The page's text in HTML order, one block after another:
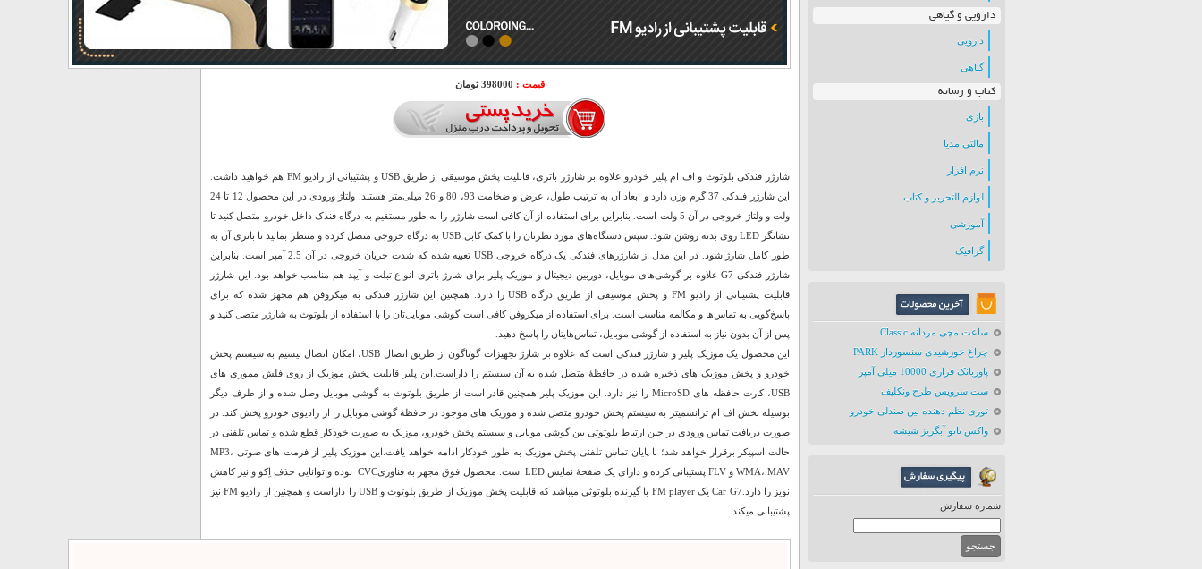
دارویی و گیاهی
دارویی
گیاهی
کتاب و رسانه
بازی
مالتی مدیا
نرم افزار
لوازم التحریر و کتاب
آموزشی
گرافیک
ساعت مچی مردانه Classic
چراغ خورشیدی سنسوردار PARK
پاوربانک فراری 10000 میلی آمپر
ست سرویس طرح ونکلیف
توری نظم دهنده بین صندلی خودرو
واکس نانو آبگریز شیشه
شماره سفارش
قیمت : 398000 تومان
شارژر فندکی بلوتوث و اف ام پلیر خودرو علاوه بر شارژر باتری، قابلیت پخش موسیقی از طریق USB و پشتیبانی از رادیو FM هم خواهید داشت.
این شارژر فندکی 37 گرم وزن دارد و ابعاد آن به ترتیب طول، عرض و ضخامت 93، 80 و 26 میلی‌متر هستند. ولتاژ ورودی در این محصول 12 تا 24
ولت و ولتاژ خروجی در آن 5 ولت است. بنابراین برای استفاده از آن کافی است شارژر را به طور مستقیم به درگاه فندک داخل خودرو متصل کنید تا
نشانگر LED روی بدنه روشن شود. سپس دستگاه‌های مورد نظرتان را با کمک کابل USB به درگاه‌ خروجی متصل کرده و منتظر بمانید تا باتری آن به
طور کامل شارژ شود. در این مدل از شارژرهای فندکی یک درگاه خروجی USB تعبیه شده که شدت جریان خروجی در آن 2.5 آمپر است. بنابراین
شارژر فندکی G7 علاوه بر گوشی‌های موبایل، دوربین دیجیتال و موزیک پلیر برای شارژ باتری انواع تبلت و آیپد هم مناسب خواهد بود. این شارژر
قابلیت پشتیبانی از رادیو FM و پخش موسیقی از طریق درگاه USB را دارد. همچنین این شارژر فندکی به میکروفن هم مجهز شده که برای
پاسخ‌گویی به تماس‌ها و مکالمه مناسب است. برای استفاده از میکروفن کافی است گوشی موبایل‌تان را با استفاده از بلوتوث به شارژر متصل کنید و
پس از آن بدون نیاز به استفاده از گوشی موبایل، تماس‌هایتان را پاسخ دهید.
این محصول یک موزیک پلیر و شارژر فندکی است که علاوه بر شارژ تجهیزات گوناگون از طریق اتصال USB، امکان اتصال بیسیم به سیستم پخش
خودرو و پخش موزیک های ذخیره شده در حافظۀ متصل شده به آن سیستم را داراست.این پلیر قابلیت پخش موزیک از روی فلش مموری های
USB، کارت حافظه های MicroSD را نیز دارد. این موزیک پلیر همچنین قادر است از طریق بلوتوث به گوشی موبایل وصل شده و از طرف دیگر
بوسیله بخش اف ام ترانسمیتر به سیستم پخش خودرو متصل شده و موزیک های موجود در حافظۀ گوشی موبایل را از رادیوی خودرو پخش کند. در
صورت دریافت تماس ورودی در حین ارتباط بلوتوثی بین گوشی موبایل و سیستم پخش خودرو، موزیک به صورت خودکار قطع شده و تماس تلفنی در
حالت اسپیکر برقرار خواهد شد؛ با پایان تماس تلفنی پخش موزیک به طور خودکار ادامه خواهد یافت.این موزیک پلیر از فرمت های صوتی MP3،
WMA، MAV و FLV پشتیبانی کرده و دارای یک صفحۀ نمایش LED است. محصول فوق مجهز به فناوریCVC بوده و توانایی حذف اِکو و نیز کاهش
نویز را دارد.Car G7 یک FM player با گیرنده بلوتوثی میباشد که قابلیت پخش موزیک از طریق بلوتوث و USB را داراست و همچنین از رادیو FM نیز
پشتیبانی میکند.